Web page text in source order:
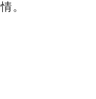
。